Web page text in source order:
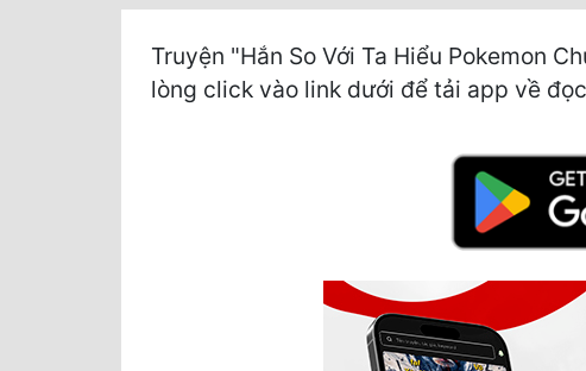
Truyện "Hắn So Với Ta Hiểu Pokemon
lòng click vào link dưới để tải app về